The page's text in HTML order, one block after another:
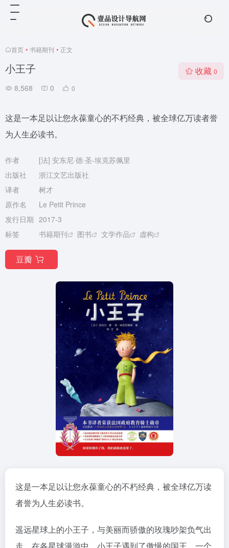
首页 • 书籍期刊 • 正文
小王子
8,568 0 0
收藏 0
这是一本足以让您永葆童心的不朽经典，被全球亿万读者誉
为人生必读书。
作者
[法] 安东尼·德·圣-埃克苏佩里
出版社
浙江文艺出版社
译者
树才
原作名
Le Petit Prince
发行日期 2017-3
标签
书籍期刊 图书 文学作品 虚构
豆瓣
这是一本足以让您永葆童心的不朽经典，被全球亿万读
者誉为人生必读书。
遥远星球上的小王子，与美丽而骄傲的玫瑰吵架负气出
走，在各星球漫游中，小王子遇到了傲慢的国王，一个